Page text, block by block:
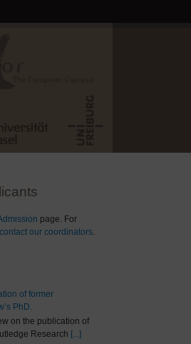
page. For
contact our coordinators.
of former
PhD.
on the publication of
Research [...]